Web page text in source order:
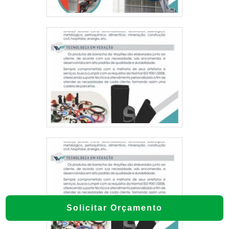
Existem perfis e fitas com acabamento discreto e
importante é medir e escolher a espessura
adequada para evitar atrito excessivo ao fechar.
No caso de portas muito ajustadas, pode ser
necessário lixar pequenas áreas do batente ou
ajustar a folga da porta antes de instalar a
borracha. Assim, garantimos vedação eficiente
sem forçar a abertura e fechamento.
POSSO FAZER A VEDAÇÃO DE PORTA DE
MADEIRA SOZINHO OU PRECISO DE UM
PROFISSIONAL?
Para vedações simples com fitas adesivas,
borrachas autoadesivas ou vedantes inferiores, a
instalação DIY é perfeitamente viável com
Solicitar Orçamento